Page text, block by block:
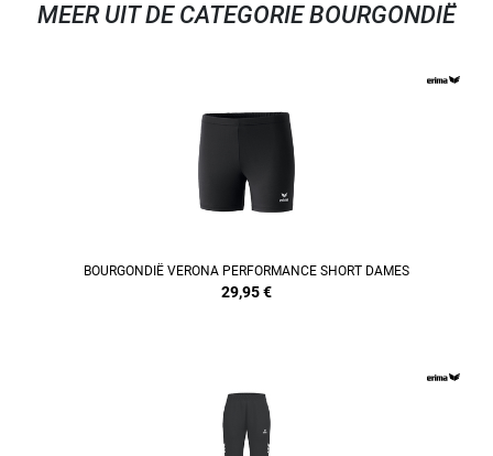
MEER UIT DE CATEGORIE BOURGONDIË
BOURGONDIË VERONA PERFORMANCE SHORT DAMES
29,95€